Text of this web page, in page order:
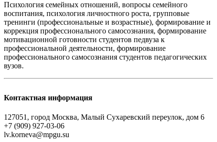
Психология семейных отношений, вопросы семейного
воспитания, психология личностного роста, групповые
тренинги (профессиональные и возрастные), формирование и
коррекция профессионального самосознания, формирование
мотивационной готовности студентов педвуза к
профессиональной деятельности, формирование
профессионального самосознания студентов педагогических
вузов.
Контактная информация
127051, город Москва, Малый Сухаревский переулок, дом 6
+7 (909) 927-03-06
lv.korneva@mpgu.su